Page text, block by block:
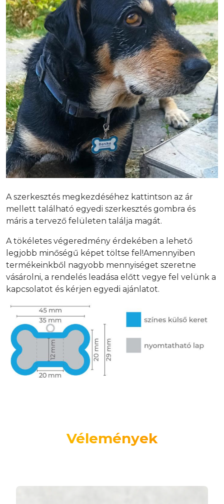
A szerkesztés megkezdéséhez kattintson az ár
mellett található egyedi szerkesztés gombra és
máris a tervező felületen találja magát.
A tökéletes végeredmény érdekében a lehető
legjobb minőségű képet töltse fel!Amennyiben
termékeinkből nagyobb mennyiséget szeretne
vásárolni, a rendelés leadása előtt vegye fel velünk a
kapcsolatot és kérjen egyedi ajánlatot.
Vélemények